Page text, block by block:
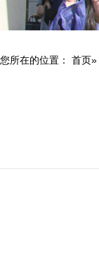
您所在的位置： 首页»